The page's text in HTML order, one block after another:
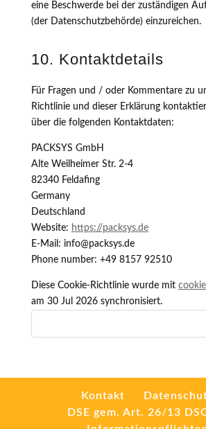
eine Beschwerde bei der zuständigen
(der Datenschutzbehörde) einzureichen.
10. Kontaktdetails
Für Fragen und / oder Kommentare zu
Richtlinie und dieser Erklärung
über die folgenden Kontaktdaten:
PACKSYS GmbH
Alte Weilheimer Str. 2-4
82340 Feldafing
Germany
Deutschland
Website: https://packsys.de
E-Mail: info@packsys.de
Phone number: +49 8157 92510
Diese Cookie-Richtlinie wurde mit
am 30 Jul 2026 synchronisiert.
Kontakt
DSE gem. Art. 26/13